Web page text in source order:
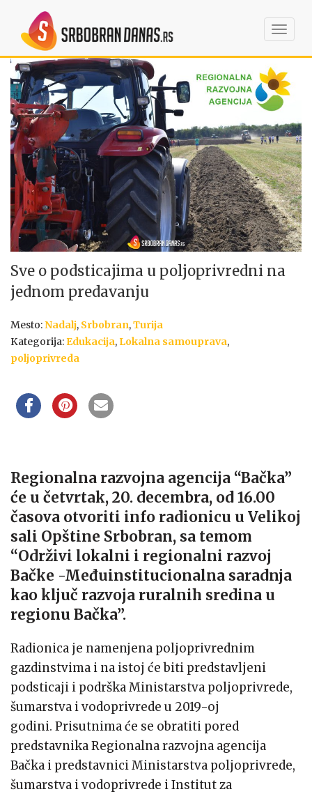
Sve o podsticajima u poljoprivredni na
jednom predavanju
Mesto:Nadalj, Srbobran,Turija
Kategorija:Edukacija, Lokalna samouprava,
poljoprivreda
Regionalna razvojna agencija “Bačka”
će u četvrtak, 20. decembra, od 16.00
časova otvoriti info radionicu u Velikoj
sali Opštine Srbobran, sa temom
“Održivi lokalni i regionalni razvoj
Bačke -Međuinstitucionalna saradnja
kao ključ razvoja ruralnih sredina u
regionu Bačka”.
Radionica je namenjena poljoprivrednim
gazdinstvima i na istoj će biti predstavljeni
podsticaji i podrška Ministarstva poljoprivrede,
šumarstva i vodoprivrede u 2019-oj
godini. Prisutnima će se obratiti pored
predstavnika Regionalna razvojna agencija
Bačka i predstavnici Ministarstva poljoprivrede,
šumarstva i vodoprivrede i Institut za